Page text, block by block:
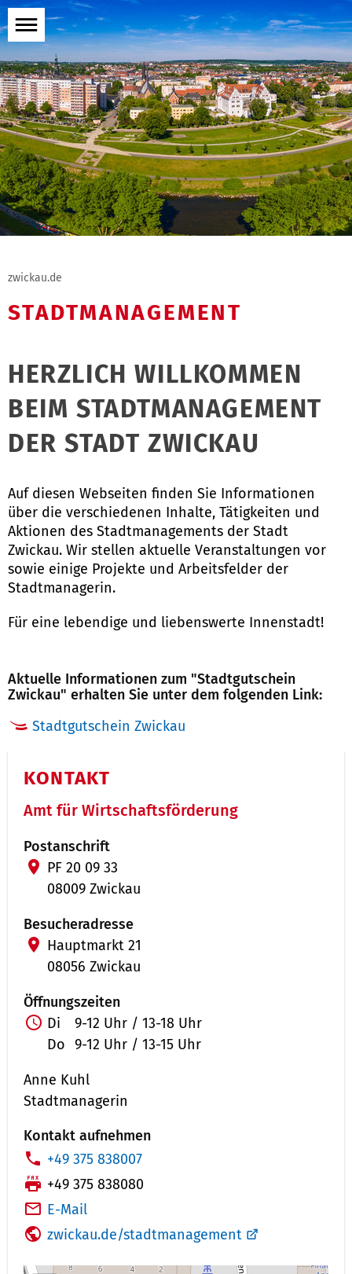
Menü
öffnen
zwickau.de
STADTMANAGEMENT
HERZLICH WILLKOMMEN
BEIM STADTMANAGEMENT
DER STADT ZWICKAU
Auf diesen Webseiten finden Sie Informationen
über die verschiedenen Inhalte, Tätigkeiten und
Aktionen des Stadtmanagements der Stadt
Zwickau. Wir stellen aktuelle Veranstaltungen vor
sowie einige Projekte und Arbeitsfelder der
Stadtmanagerin.
Für eine lebendige und liebenswerte Innenstadt!
Aktuelle Informationen zum "Stadtgutschein
Zwickau" erhalten Sie unter dem folgenden Link:
Stadtgutschein Zwickau
KONTAKT
Amt für Wirtschaftsförderung
Postanschrift
PF 20 09 33
08009 Zwickau
Besucheradresse
Hauptmarkt 21
08056 Zwickau
Öffnungszeiten
Di
9-12 Uhr / 13-18 Uhr
Do 9-12 Uhr / 13-15 Uhr
Anne Kuhl
Stadtmanagerin
Kontakt aufnehmen
T
e
l
f
o
+49 375 838007
F
a
+49 375 838080
E-Mail
zwickau.de/stadtmanagement